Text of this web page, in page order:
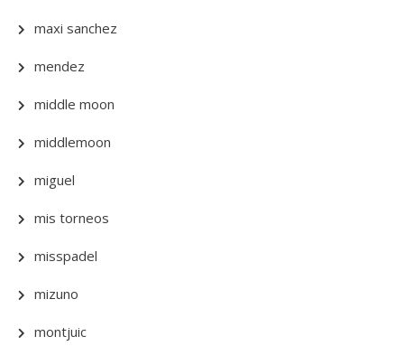
maxi sanchez
mendez
middle moon
middlemoon
miguel
mis torneos
misspadel
mizuno
montjuic